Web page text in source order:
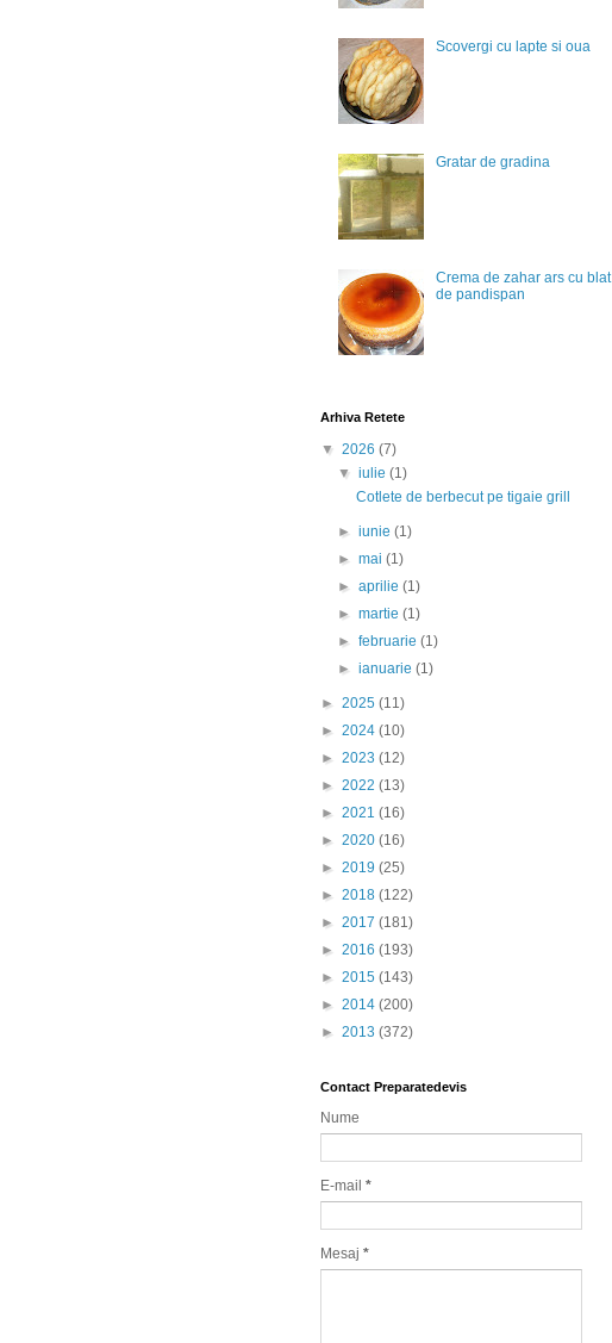
Scovergi cu lapte si oua
Gratar de gradina
Crema de zahar ars cu blat
de pandispan
Arhiva Retete
▼ 2026 (7)
▼iulie(1)
Cotlete de berbecut pe tigaie grill
►iunie(1)
►mai(1)
►aprilie(1)
►martie(1)
►februarie(1)
►ianuarie(1)
► 2025 (11)
► 2024 (10)
► 2023 (12)
► 2022 (13)
► 2021 (16)
► 2020 (16)
► 2019 (25)
► 2018 (122)
► 2017 (181)
► 2016 (193)
► 2015 (143)
► 2014 (200)
► 2013 (372)
Contact Preparatedevis
Nume
E-mail *
Mesaj *